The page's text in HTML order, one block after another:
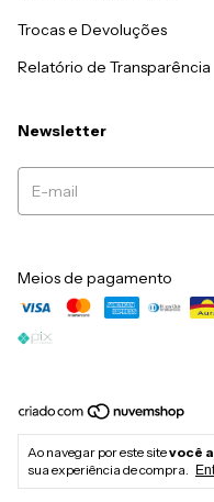
Ao navegar por este sitevocê
sua experiência de compra.
Trocas e Devoluções
Relatório de Transparência
Newsletter
Meios de pagamento
Copyright Ws Natural -
reservados.